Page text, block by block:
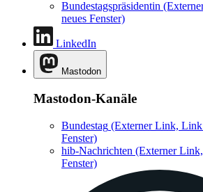
Bundestagspräsidentin
neues Fenster)
LinkedIn
Mastodon
Mastodon-Kanäle
Bundestag (Externer Link, Link
Fenster)
hib-Nachrichten (Externer
Fenster)